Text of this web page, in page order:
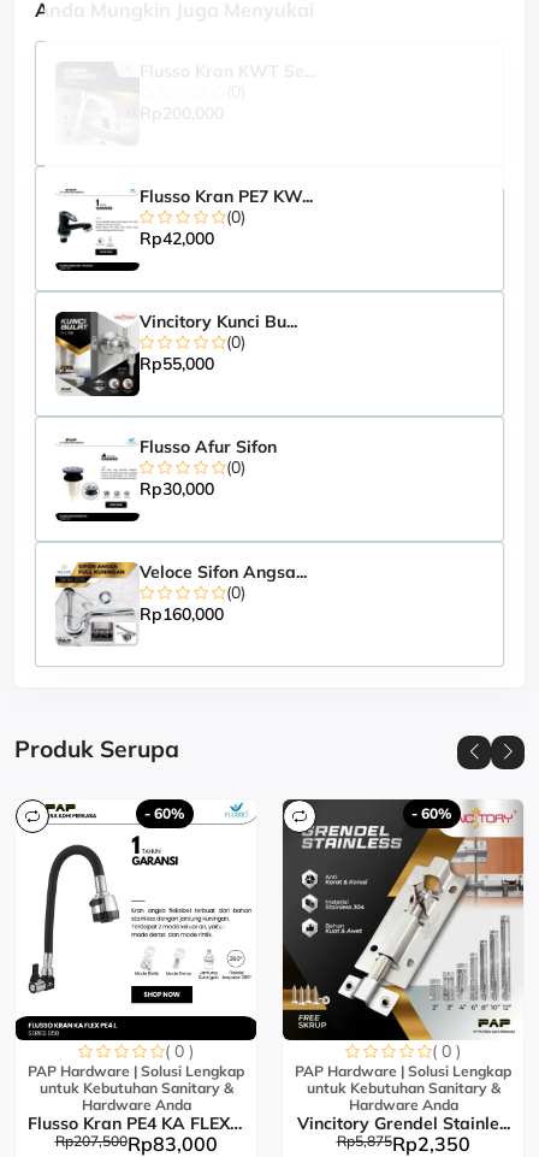
Anda Mungkin Juga Menyukai
Rp200,000
Flusso Kran PE7 KW...
(0)
Rp42,000
Vincitory Kunci Bu...
(0)
Rp55,000
Flusso Afur Sifon
(0)
Rp30,000
Veloce Sifon Angsa...
(0)
Rp160,000
Produk Serupa
- 60%
( 0 )
PAP Hardware | Solusi Lengkap
untuk Kebutuhan Sanitary &
Hardware Anda
Flusso Kran PE4 KA FLEX L...
Rp207,500Rp83,000
- 60%
( 0 )
PAP Hardware | Solusi Lengkap
untuk Kebutuhan Sanitary &
Hardware Anda
Vincitory Grendel Stainle...
Rp5,875Rp2,350